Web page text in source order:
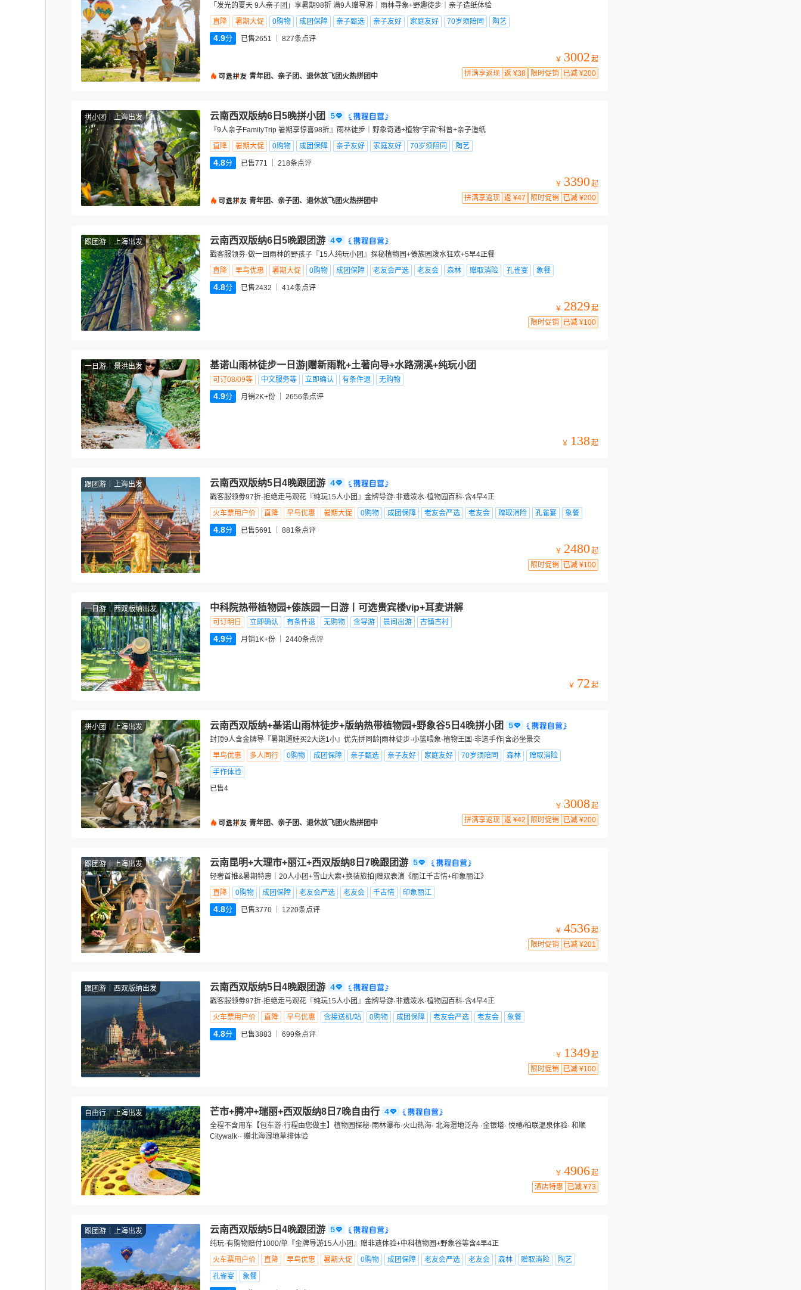
「发光的夏天 9人亲子团」享暑期98折 满9人赠导游｜雨林寻象+野趣徒步｜亲子造纸体验
直降
暑期大促 0购物 成团保障 亲子甄选 亲子友好 家庭友好 70岁须陪同 陶艺
4.9分 已售2651 827条点评
青年团、亲子团、退休放飞团火热拼团中
￥ 3002 起
拼满享返现 返 ¥38 限时促销 已减 ¥200
拼小团 上海出发 云南西双版纳6日5晚拼小团
『9人亲子FamilyTrip 暑期享惊喜98折』雨林徒步｜野象奇遇+植物“宇宙”科普+亲子造纸
直降
暑期大促 0购物 成团保障 亲子友好 家庭友好 70岁须陪同 陶艺
4.8分 已售771 218条点评
青年团、亲子团、退休放飞团火热拼团中
￥ 3390起
拼满享返现 返 ¥47 限时促销 已减 ¥200
跟团游 上海出发 云南西双版纳6日5晚跟团游
戳客服领劵·做一回雨林的野孩子『15人纯玩小团』探秘植物园+傣族园泼水狂欢+5早4正餐
直降
早鸟优惠 暑期大促 0购物 成团保障 老友会严选 老友会 森林 赠取消险 孔雀宴 象餐
4.8分 已售2432 414条点评
￥ 2829 起
限时促销
已减 ¥100
一日游 景洪出发 基诺山雨林徒步一日游|赠新雨靴+土著向导+水路溯溪+纯玩小团
可订08/09等 中文服务等 立即确认 有条件退 无购物
4.9分 月销2K+份 2656条点评
￥ 138起
跟团游 上海出发 云南西双版纳5日4晚跟团游
戳客服领劵97折·拒绝走马观花『纯玩15人小团』金牌导游·非遗泼水·植物园百科·含4早4正
火车票用户价
直降 早鸟优惠 暑期大促 0购物 成团保障 老友会严选 老友会 赠取消险 孔雀宴 象餐
4.8分 已售5691 881条点评
￥ 2480起
限时促销
已减 ¥100
一日游 西双版纳出发 中科院热带植物园+傣族园一日游丨可选贵宾楼vip+耳麦讲解
可订明日 立即确认 有条件退 无购物 含导游 晨间出游 古镇古村
4.9分 月销1K+份 2440条点评
￥ 72 起
拼小团 上海出发 云南西双版纳+基诺山雨林徒步+版纳热带植物园+野象谷5日4晚拼小团
封顶9人含金牌导『暑期遛娃买2大送1小』优先拼同龄|雨林徒步·小篮喂象·植物王国·非遗手作|含必坐景交
早鸟优惠
多人同行 0购物 成团保障 亲子甄选 亲子友好 家庭友好 70岁须陪同 森林
赠取消险
手作体验
已售4
青年团、亲子团、退休放飞团火热拼团中
￥ 3008起
拼满享返现 返 ¥42 限时促销 已减 ¥200
跟团游 上海出发 云南昆明+大理市+丽江+西双版纳8日7晚跟团游
轻奢首推&暑期特惠｜20人小团+雪山大索+换装旅拍|赠双表演《丽江千古情+印象丽江》
直降
0购物 成团保障 老友会严选 老友会 千古情 印象丽江
4.8分 已售3770 1220条点评
￥ 4536起
限时促销
已减 ¥201
跟团游 西双版纳出发 云南西双版纳5日4晚跟团游
戳客服领劵97折·拒绝走马观花『纯玩15人小团』金牌导游·非遗泼水·植物园百科·含4早4正
火车票用户价
直降 早鸟优惠 含接送机/站 0购物 成团保障 老友会严选 老友会 象餐
4.8分 已售3883 699条点评
￥ 1349 起
限时促销
已减 ¥100
自由行 上海出发 芒市+腾冲+瑞丽+西双版纳8日7晚自由行
全程不含用车【包车游·行程由您做主】植物园探秘·雨林瀑布·火山热海· 北海湿地泛舟 ·金银塔· 悦椿/柏联温泉体验· 和顺
Citywalk·· 赠北海湿地草排体验
￥ 4906起
酒店特惠
已减 ¥73
跟团游 上海出发 云南西双版纳5日4晚跟团游
纯玩·有购物赔付1000/单『金牌导游15人小团』赠非遗体验+中科植物园+野象谷等含4早4正
火车票用户价
直降 早鸟优惠 暑期大促 0购物 成团保障 老友会严选 老友会 森林 赠取消险
陶艺
孔雀宴
象餐